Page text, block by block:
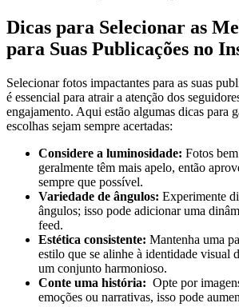
Dicas⁢ para Selecionar‌ as
para Suas Publicações no
Selecionar fotos impactantes para as suas
é‌ essencial para atrair a atenção dos
engajamento. Aqui estão algumas dicas para
escolhas sejam sempre acertadas:
Considere a luminosidade: Fotos
geralmente têm mais ‍apelo, então
sempre que possível.
Variedade de ângulos: Experimente
ângulos; isso pode adicionar uma
feed.
Estética ​consistente: Mantenha ⁤uma
estilo que se ‍alinhe à identidade visual‍
um conjunto ⁣harmonioso.
Conte‌ uma história:
Opte por
emoções ou‌ narrativas, isso pode